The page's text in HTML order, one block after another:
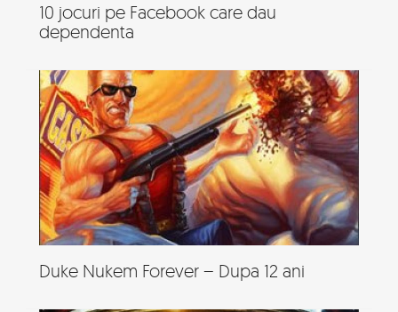
10 jocuri pe Facebook care dau
dependenta
Duke Nukem Forever – Dupa 12 ani